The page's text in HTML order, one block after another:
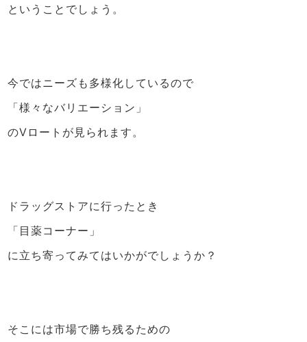
ということでしょう。
今ではニーズも多様化しているので
「様々なバリエーション」
のVロートが見られます。
ドラッグストアに行ったとき
「目薬コーナー」
に立ち寄ってみてはいかがでしょうか？
そこには市場で勝ち残るための